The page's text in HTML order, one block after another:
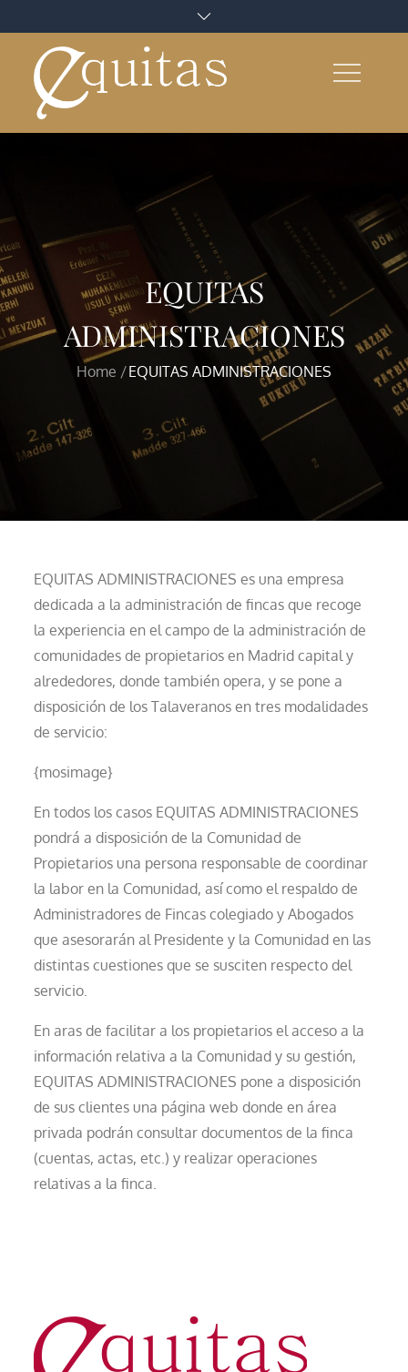
to
content
EQUITAS
ADMINISTRACIONES
Home EQUITAS ADMINISTRACIONES
EQUITAS ADMINISTRACIONES es una empresa
dedicada a la administración de fincas que recoge
la experiencia en el campo de la administración de
comunidades de propietarios en Madrid capital y
alrededores, donde también opera, y se pone a
disposición de los Talaveranos en tres modalidades
de servicio:
{mosimage}
En todos los casos EQUITAS ADMINISTRACIONES
pondrá a disposición de la Comunidad de
Propietarios una persona responsable de coordinar
la labor en la Comunidad, así como el respaldo de
Administradores de Fincas colegiado y Abogados
que asesorarán al Presidente y la Comunidad en las
distintas cuestiones que se susciten respecto del
servicio.
En aras de facilitar a los propietarios el acceso a la
información relativa a la Comunidad y su gestión,
EQUITAS ADMINISTRACIONES pone a disposición
de sus clientes una página web donde en área
privada podrán consultar documentos de la finca
(cuentas, actas, etc.) y realizar operaciones
relativas a la finca.